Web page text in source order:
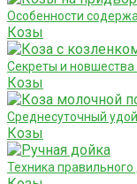
Особенности
Козы
Секреты и
Козы
Среднесуточный
Козы
Техника